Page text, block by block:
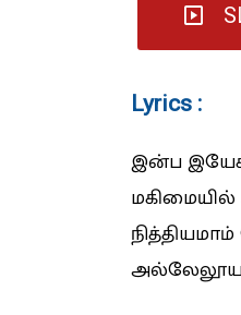
Lyrics :
இன்ப